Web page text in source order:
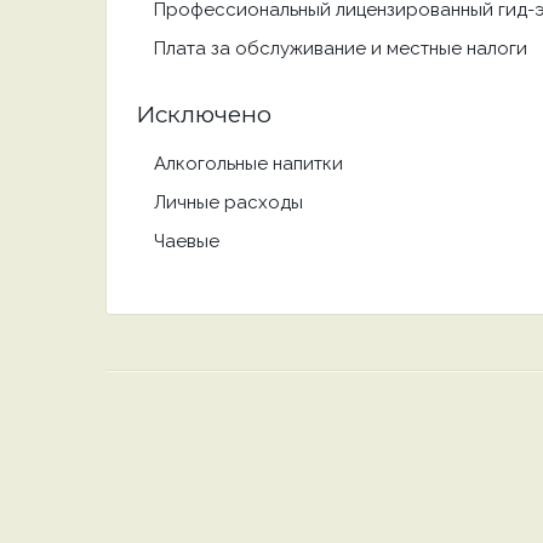
Профессиональный лицензированный гид-
Плата за обслуживание и местные налоги
Исключено
Алкогольные напитки
Личные расходы
Чаевые